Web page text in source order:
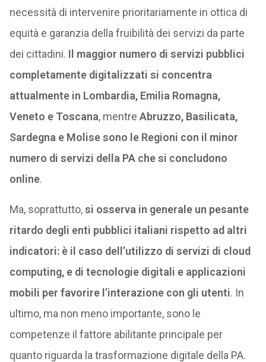
necessità di intervenire prioritariamente in ottica di
equità e garanzia della fruibilità dei servizi da parte
dei cittadini. Il maggior numero di servizi pubblici
completamente digitalizzati si concentra
attualmente in Lombardia, Emilia Romagna,
Veneto e Toscana, mentre Abruzzo, Basilicata,
Sardegna e Molise sono le Regioni con il minor
numero di servizi della PA che si concludono
online.
Ma, soprattutto,si osserva in generale un pesante
ritardo degli enti pubblici italiani rispetto ad altri
indicatori: è il caso dell’utilizzo di servizi di cloud
computing, e di tecnologie digitali e applicazioni
mobili per favorire l’interazione con gli utenti. In
ultimo, ma non meno importante, sono le
competenze il fattore abilitante principale per
quanto riguarda la trasformazione digitale della PA.